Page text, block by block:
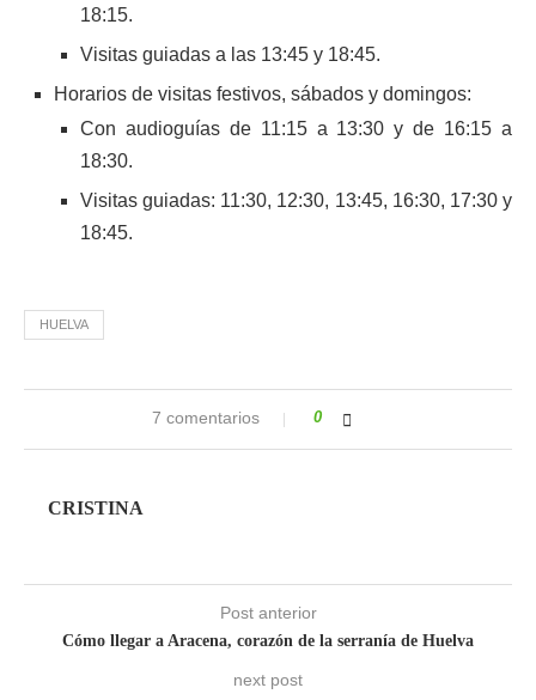
18:15.
Visitas guiadas a las 13:45 y 18:45.
Horarios de visitas festivos, sábados y domingos:
Con audioguías de 11:15 a 13:30 y de 16:15 a
18:30.
Visitas guiadas: 11:30, 12:30, 13:45, 16:30, 17:30 y
18:45.
HUELVA
7 comentarios 0
CRISTINA
Post anterior
Cómo llegar a Aracena, corazón de la serranía de Huelva
next post